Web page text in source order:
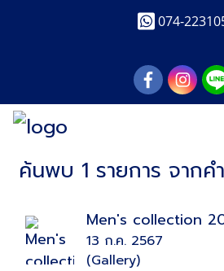
074-
ค้นพบ 1 รายการ จากค
Men's collection
13 ก.ค. 2567
(Gallery)